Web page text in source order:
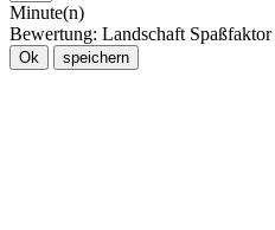
Minute(n)
Bewertung: Landschaft Spaßfaktor
Ok speichern